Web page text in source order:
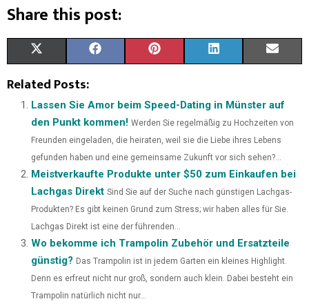
Share this post:
T
W
T
E
R
)
C
E
O
K
N
T
R
S
T
N
K
D
I
Related Posts:
Lassen Sie Amor beim Speed-Dating in Münster auf
den Punkt kommen! Werden Sie regelmäßig zu Hochzeiten von
Freunden eingeladen, die heiraten, weil sie die Liebe ihres Lebens
gefunden haben und eine gemeinsame Zukunft vor sich sehen?...
Meistverkaufte Produkte unter $50 zum Einkaufen bei
Lachgas Direkt Sind Sie auf der Suche nach günstigen Lachgas-
Produkten? Es gibt keinen Grund zum Stress; wir haben alles für Sie.
Lachgas Direkt ist eine der führenden...
Wo bekomme ich Trampolin Zubehör und Ersatzteile
günstig? Das Trampolin ist in jedem Garten ein kleines Highlight.
Denn es erfreut nicht nur groß, sondern auch klein. Dabei besteht ein
Trampolin natürlich nicht nur...